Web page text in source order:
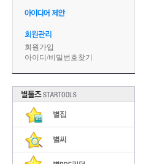
회원가입
아이디 /비밀번호찾기